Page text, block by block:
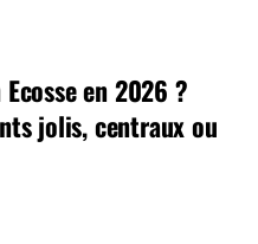
en 2026 ?
jolis, centraux ou